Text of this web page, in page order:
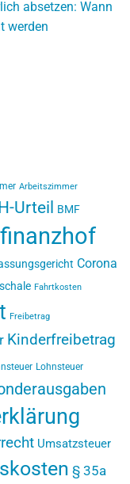
absetzen: Wann
werden
Arbeitszimmer
Urteil BMF
Corona
Fahrtkosten
Freibetrag
Kinderfreibetrag
Lohnsteuer
Umsatzsteuer
§ 35a